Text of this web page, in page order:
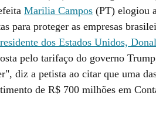
Marilia Campos (PT) elogiou
para proteger as empresas
dos Estados Unidos,
pelo tarifaço do governo
diz a petista ao citar que uma
de R$ 700 milhões em